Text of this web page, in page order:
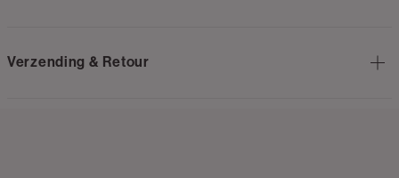
Verzending & Retour